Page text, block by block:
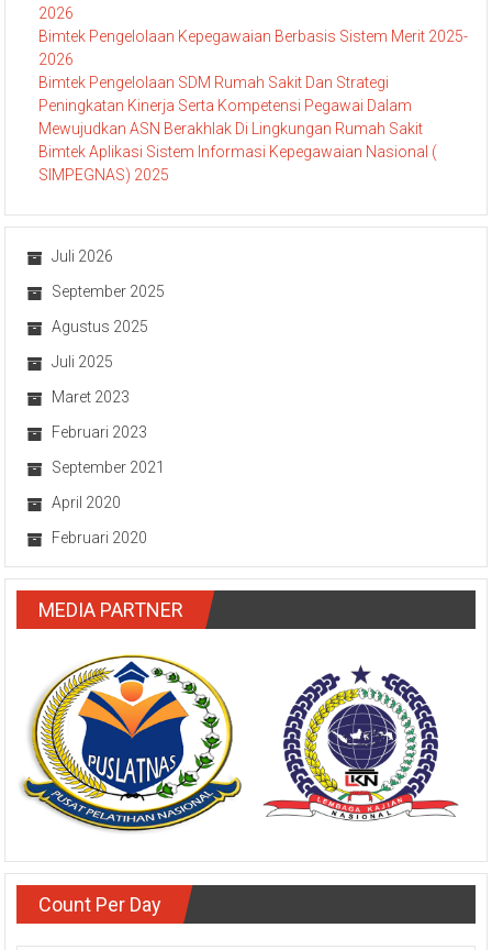
2026
Bimtek Pengelolaan Kepegawaian Berbasis Sistem Merit 2025-
2026
Bimtek Pengelolaan SDM Rumah Sakit Dan Strategi
Peningkatan Kinerja Serta Kompetensi Pegawai Dalam
Mewujudkan ASN Berakhlak Di Lingkungan Rumah Sakit
Bimtek Aplikasi Sistem Informasi Kepegawaian Nasional (
SIMPEGNAS) 2025
Juli 2026
September 2025
Agustus 2025
Juli 2025
Maret 2023
Februari 2023
September 2021
April 2020
Februari 2020
MEDIA PARTNER
Count Per Day